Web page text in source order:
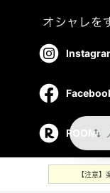
swap_vert
ROOM
【注意